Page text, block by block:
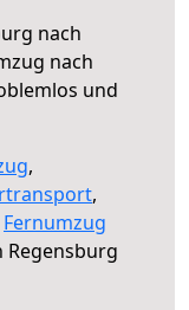
nach
nach
und
,
,
Fernumzug
Regensburg